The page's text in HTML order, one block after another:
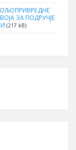
ЗА ПОДРУЧЈЕ
(217 kB)